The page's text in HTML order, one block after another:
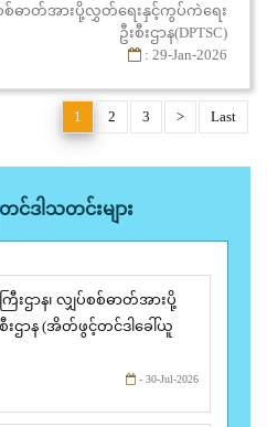
ပ်စစ်ဓာတ်အားပို့လွှတ်ရေးနှင့်ကွပ်ကဲရေး
ဦးစီးဌာန(DPTSC)
: 29-Jan-2026
1 2 3 > Last
င်ဒါသတင်းများ
းဌာန၊ လျှပ်စစ်ဓာတ်အားပို့
ဌာန (အိတ်ဖွင့်တင်ဒါခေါ်ယူ
- 30-Jul-2026